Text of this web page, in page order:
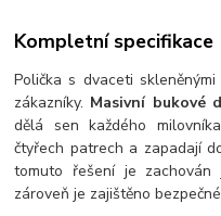
Kompletní specifikace
Polička s dvaceti
zákazníky. Masivní bukové
dělá sen každého
čtyřech patrech a zapadají
tomuto řešení je zachován
zároveň je zajištěno